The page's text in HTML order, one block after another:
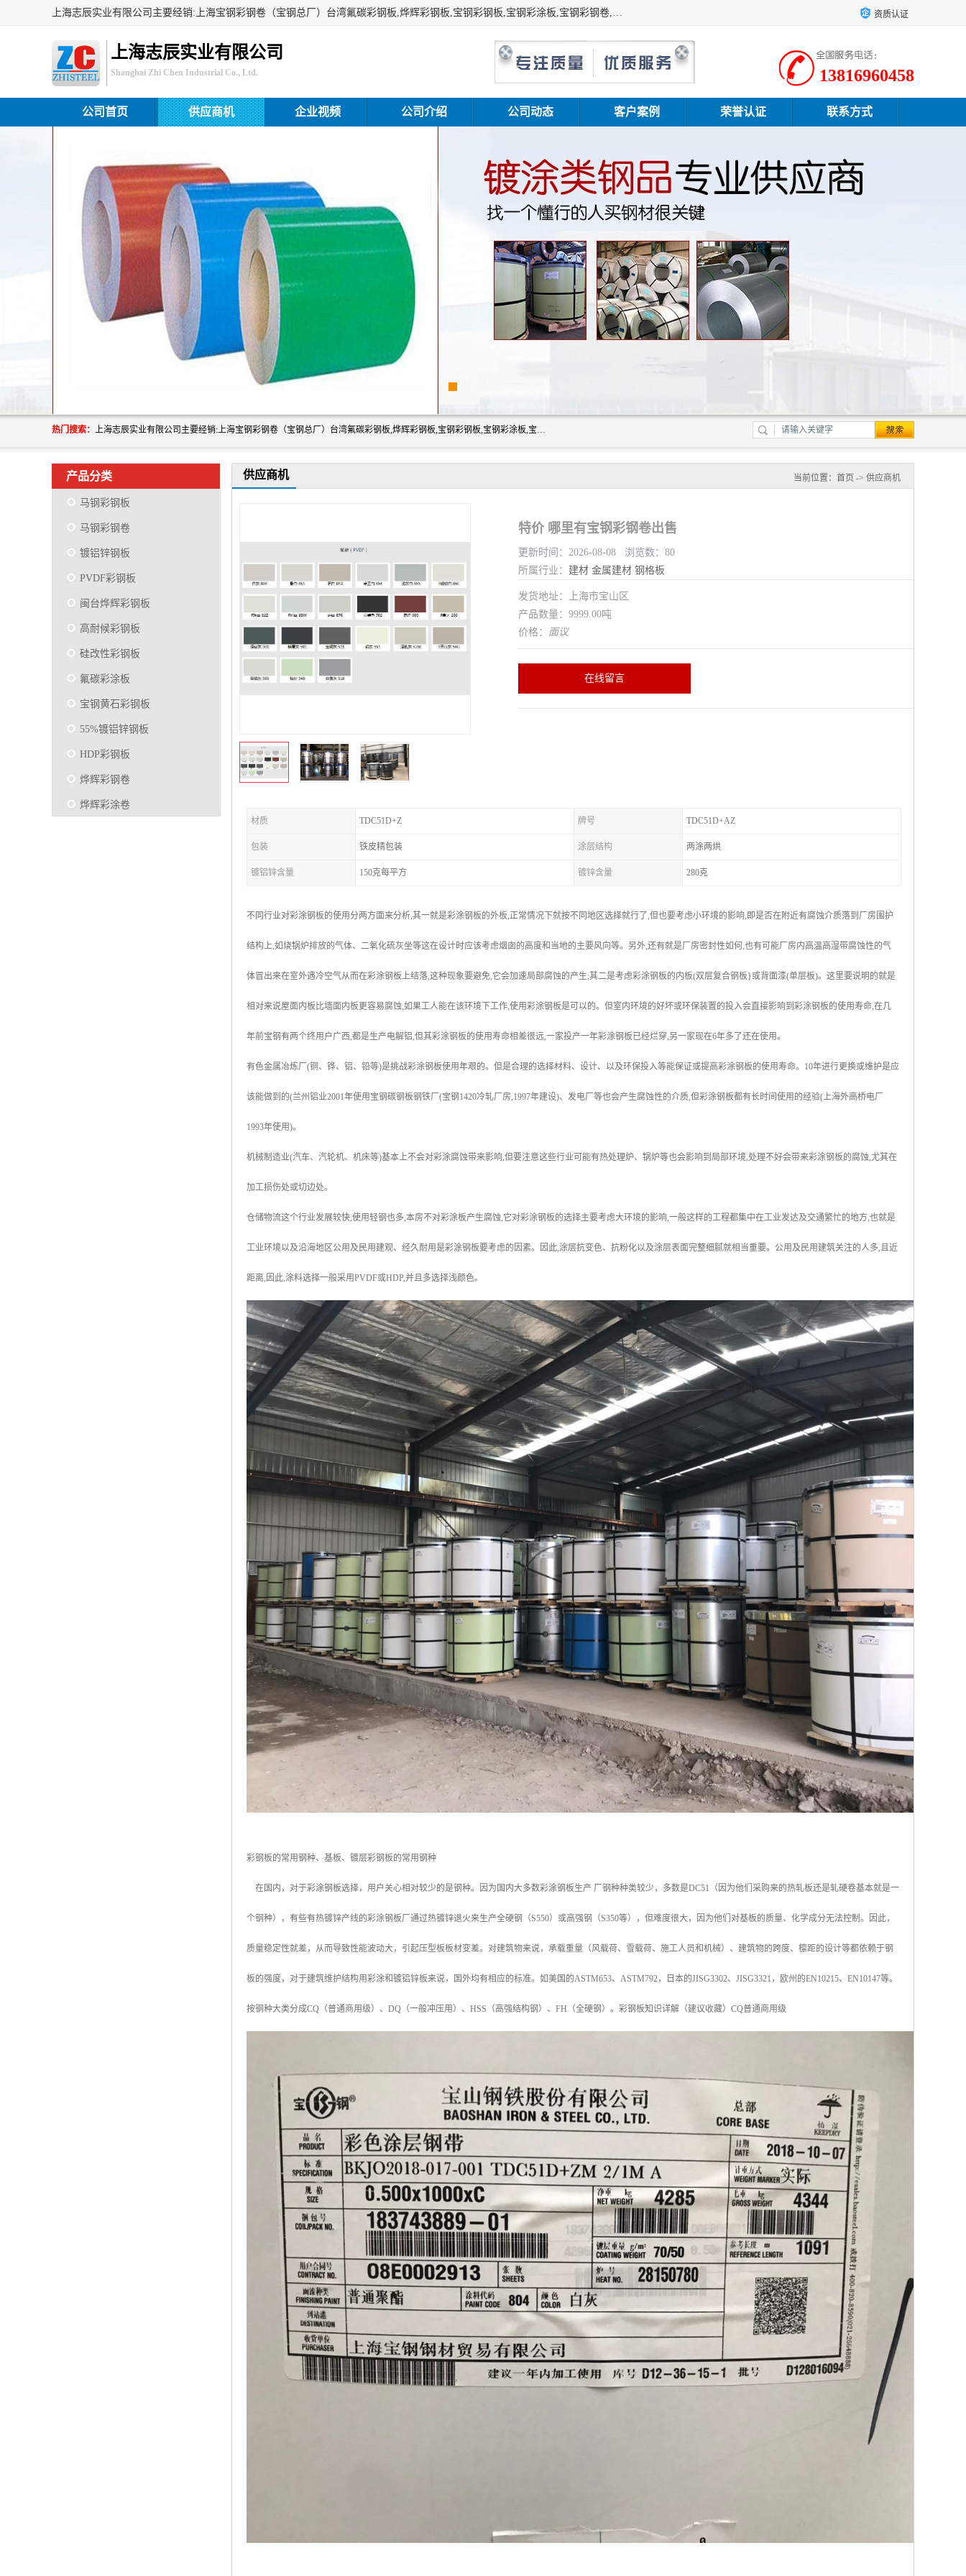
上海志辰实业有限公司主要经销:上海宝钢彩钢卷（宝钢总厂）台湾氟碳彩钢板,烨辉彩钢板,宝钢彩钢板,宝钢彩涂板,宝钢彩钢卷,马钢彩钢板,马钢彩钢卷,镀铝锌钢板,PVDF彩钢板,台湾烨辉彩钢板,高耐候彩钢板,硅改性彩钢板,规格齐全。 资质认证
上海志辰实业有限公司
Shanghai Zhi Chen Industrial Co., Ltd. 13816960458
公司首页 供应商机 企业视频 公司介绍 公司动态 客户案例 荣誉认证 联系方式
热门搜索： 上海志辰实业有限公司主要经销:上海宝钢彩钢卷（宝钢总厂）台湾氟碳彩钢板,烨辉彩钢板,宝钢彩钢板,宝钢彩涂板,宝钢彩钢卷,马钢彩钢板,马钢彩钢卷,镀铝锌钢板,PVDF彩钢板,台湾烨辉彩钢板,高耐候彩钢板,硅改性彩钢板,规格齐全。
产品分类
马钢彩钢板
马钢彩钢卷
镀铝锌钢板
PVDF彩钢板
闽台烨辉彩钢板
高耐候彩钢板
硅改性彩钢板
氟碳彩涂板
宝钢黄石彩钢板
55%镀铝锌钢板
HDP彩钢板
烨辉彩钢卷
烨辉彩涂卷
供应商机 当前位置： 首页 -> 供应商机
特价 哪里有宝钢彩钢卷出售
更新时间：2026-08-08 浏览数：80
所属行业： 建材 金属建材 钢格板
发货地址：上海市宝山区
产品数量：9999.00吨
价格： 面议
在线留言
材质 TDC51D+Z 牌号 TDC51D+AZ
包装 铁皮精包装 涂层结构 两涂两烘
镀铝锌含量 150克每平方 镀锌含量 280克
不同行业对彩涂钢板的使用分两方面来分析,其一就是彩涂钢板的外板,正常情况下就按不同地区选择就行了,但也要考虑小环境的影响,即是否在附近有腐蚀介质落到厂房围护
结构上,如烧锅炉排放的气体、二氧化硫灰坐等这在设计时应该考虑烟囱的高度和当地的主要风向等。另外,还有就是厂房密封性如何,也有可能厂房内高温高湿带腐蚀性的气
体冒出来在室外遇冷空气从而在彩涂钢板上结落,这种现象要避免,它会加速局部腐蚀的产生;其二是考虑彩涂钢板的内板(双层复合钢板}或背面漆(单层板)。这里要说明的就是
相对来说屋面内板比墙面内板更容易腐蚀,如果工人能在该环境下工作,使用彩涂钢板是可以的。但室内环境的好坏或环保装置的投入会直接影响到彩涂钢板的使用寿命,在几
年前宝钢有两个终用户广西,都是生产电解铝,但其彩涂钢板的使用寿命相差很远,一家投产一年彩涂钢板已经烂穿,另一家现在6年多了还在使用。
有色金属冶炼厂(铜、铧、铝、铅等)是挑战彩涂钢板使用年艰的。但是合理的选择材料、设计、以及环保投入等能保证或提高彩涂钢板的使用寿命。10年进行更换或维护是应
该能做到的(兰州铝业2001年使用宝钢碳钢板钢铁厂(宝钢1420冷轧厂房,1997年建设)、发电厂等也会产生腐蚀性的介质,但彩涂钢板都有长时间使用的经验(上海外高桥电厂
1993年使用)。
机械制造业(汽车、汽轮机、机床等)基本上不会对彩涂腐蚀带来影响,但要注意这些行业可能有热处理炉、锅炉等也会影响到局部环境,处理不好会带来彩涂钢板的腐蚀,尤其在
加工损伤处或切边处。
仓储物流这个行业发展较快,使用轻钢也多,本房不对彩涂板产生腐蚀,它对彩涂钢板的选择主要考虑大环境的影响,一般这样的工程都集中在工业发达及交通繁忙的地方,也就是
工业环境以及沿海地区公用及民用建观、经久耐用是彩涂钢板要考虑的因素。因此,涂层抗变色、抗粉化以及涂层表面完整细腻就相当重要。公用及民用建筑关注的人多,且近
距离,因此,涂料选择一般采用PVDF或HDP,并且多选择浅颜色。
彩钢板的常用钢种、基板、镀层彩钢板的常用钢种
在国内，对于彩涂钢板选择，用户关心相对较少的是钢种。因为国内大多数彩涂钢板生产 厂钢种种类较少，多数是DC51（因为他们采购来的热轧板还是轧硬卷基本就是一
个钢种），有些有热镀锌产线的彩涂钢板厂通过热镀锌退火来生产全硬钢（S550）或高强钢（S350等），但难度很大，因为他们对基板的质量、化学成分无法控制。因此，
质量稳定性就差，从而导致性能波动大，引起压型板板材变差。对建筑物来说，承载重量（风载荷、雪载荷、施工人员和机械）、建筑物的跨度、檩距的设计等都依赖于钢
板的强度，对于建筑维护结构用彩涂和镀铝锌板来说，国外均有相应的标准。如美国的ASTM653、ASTM792，日本的JISG3302、JISG3321，欧州的EN10215、EN10147等。
按钢种大类分成CQ（普通商用级）、DQ（一般冲压用）、HSS（高强结构钢）、FH（全硬钢）。彩钢板知识详解（建议收藏）CQ普通商用级